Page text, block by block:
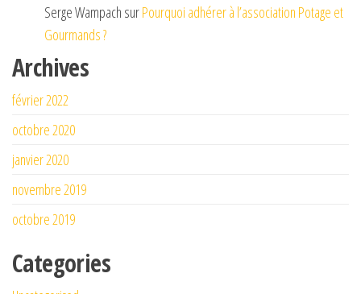
Serge Wampach surPourquoi adhérer à l’association Potage et
Gourmands ?
Archives
février 2022
octobre 2020
janvier 2020
novembre 2019
octobre 2019
Categories